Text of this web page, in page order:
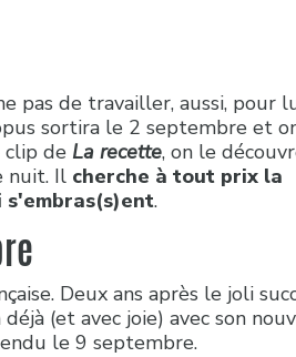
pas de travailler, aussi, pour
sortira le 2 septembre et
clip de La recette, on le
nuit. Il cherche à tout prix la
.
Deux ans après le joli
(et avec joie) avec son
le 9 septembre.